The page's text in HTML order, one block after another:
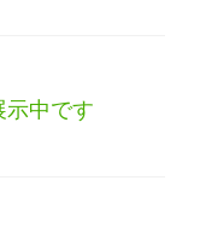
示中です